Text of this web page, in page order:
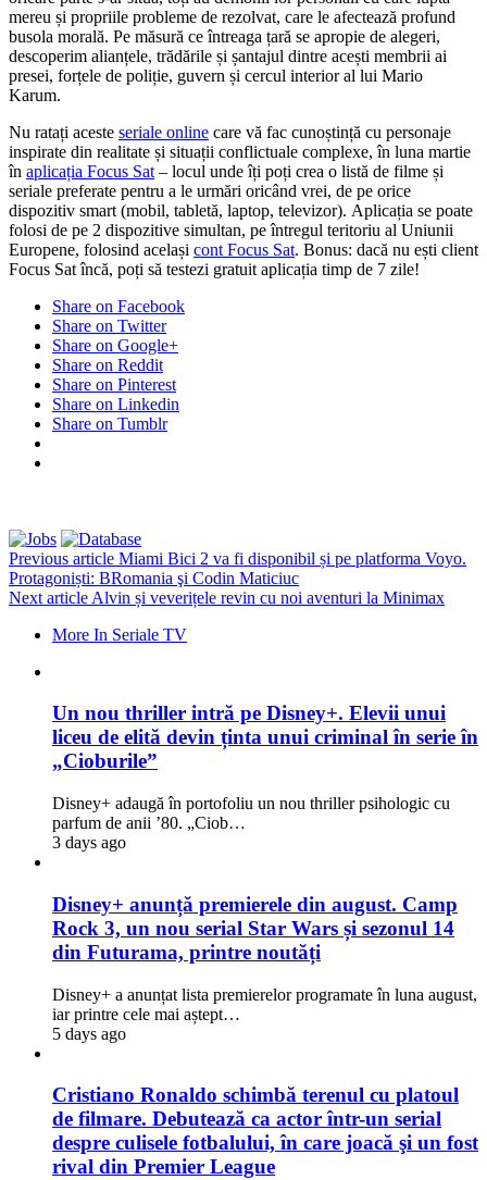
mereu și propriile probleme de rezolvat, care le afectează profund
busola morală. Pe măsură ce întreaga țară se apropie de alegeri,
descoperim alianțele, trădările și șantajul dintre acești membrii ai
presei, forțele de poliție, guvern și cercul interior al lui Mario
Karum.
Nu ratați aceste seriale online care vă fac cunoștință cu personaje
inspirate din realitate și situații conflictuale complexe, în luna martie
în aplicația Focus Sat – locul unde îți poți crea o listă de filme și
seriale preferate pentru a le urmări oricând vrei, de pe orice
dispozitiv smart (mobil, tabletă, laptop, televizor). Aplicația se poate
folosi de pe 2 dispozitive simultan, pe întregul teritoriu al Uniunii
Europene, folosind același cont Focus Sat. Bonus: dacă nu ești client
Focus Sat încă, poți să testezi gratuit aplicația timp de 7 zile!
Share on Facebook
Share on Twitter
Share on Google+
Share on Reddit
Share on Pinterest
Share on Linkedin
Share on Tumblr
Previous article Miami Bici 2 va fi disponibil și pe platforma Voyo.
Protagoniști: BRomania şi Codin Maticiuc
Next article Alvin și veverițele revin cu noi aventuri la Minimax
More In Seriale TV
Un nou thriller intră pe Disney+. Elevii unui
liceu de elită devin ținta unui criminal în serie în
„Cioburile”
Disney+ adaugă în portofoliu un nou thriller psihologic cu
parfum de anii ’80. „Ciob…
3 days ago
Disney+ anunță premierele din august. Camp
Rock 3, un nou serial Star Wars și sezonul 14
din Futurama, printre noutăți
Disney+ a anunțat lista premierelor programate în luna august,
iar printre cele mai aștept…
5 days ago
Cristiano Ronaldo schimbă terenul cu platoul
de filmare. Debutează ca actor într-un serial
despre culisele fotbalului, în care joacă şi un fost
rival din Premier League